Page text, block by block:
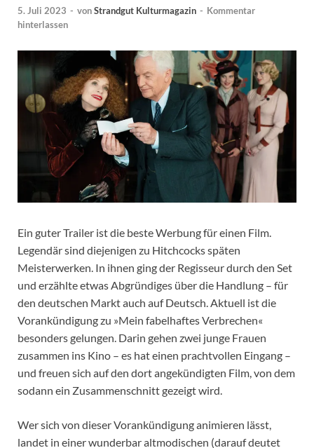
5. Juli 2023 - vonStrandgut Kulturmagazin - Kommentar
hinterlassen
Ein guter Trailer ist die beste Werbung für einen Film.
Legendär sind diejenigen zu Hitchcocks späten
Meisterwerken. In ihnen ging der Regisseur durch den Set
und erzählte etwas Abgründiges über die Handlung – für
den deutschen Markt auch auf Deutsch. Aktuell ist die
Vorankündigung zu »Mein fabelhaftes Verbrechen«
besonders gelungen. Darin gehen zwei junge Frauen
zusammen ins Kino – es hat einen prachtvollen Eingang –
und freuen sich auf den dort angekündigten Film, von dem
sodann ein Zusammenschnitt gezeigt wird.
Wer sich von dieser Vorankündigung animieren lässt,
landet in einer wunderbar altmodischen (darauf deutet